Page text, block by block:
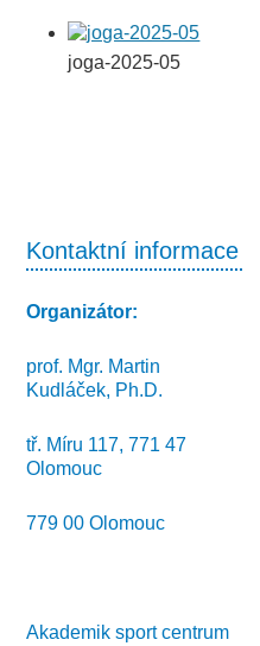
joga-2025-05
Kontaktní informace
Organizátor:
prof. Mgr. Martin
Kudláček, Ph.D.
tř. Míru 117, 771 47
Olomouc
779 00 Olomouc
Akademik sport centrum